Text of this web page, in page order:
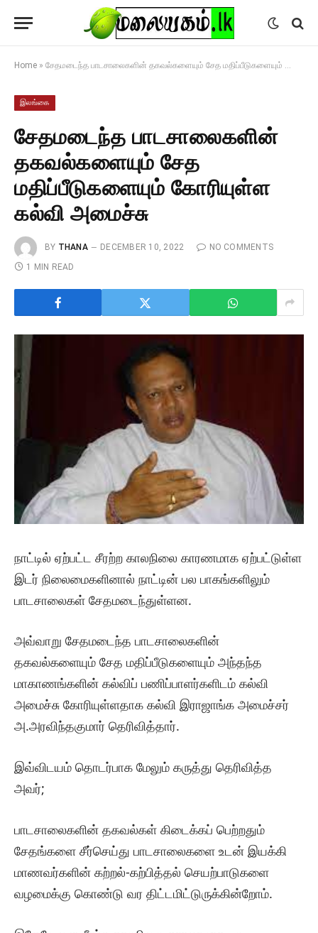
Home » சேதமடைந்த பாடசாலைகளின் தகவல்களையும் சேத மதிப்பீடுகளையும் கோரியுள்ள கல்வி அமைச்சு
இலங்கை
சேதமடைந்த பாடசாலைகளின்
தகவல்களையும் சேத
மதிப்பீடுகளையும் கோரியுள்ள
கல்வி அமைச்சு
BY THANA DECEMBER 10, 2022
NO COMMENTS
1 MIN READ
நாட்டில் ஏற்பட்ட சீரற்ற காலநிலை காரணமாக ஏற்பட்டுள்ள
இடர் நிலைமைகளினால் நாட்டின் பல பாகங்களிலும்
பாடசாலைகள் சேதமடைந்துள்ளன.
அவ்வாறு சேதமடைந்த பாடசாலைகளின்
தகவல்களையும் சேத மதிப்பீடுகளையும் அந்தந்த
மாகாணங்களின் கல்விப் பணிப்பாளர்களிடம் கல்வி
அமைச்சு கோரியுள்ளதாக கல்வி இராஜாங்க அமைச்சர்
அ.அரவிந்தகுமார் தெரிவித்தார்.
இவ்விடயம் தொடர்பாக மேலும் கருத்து தெரிவித்த
அவர்;
பாடசாலைகளின் தகவல்கள் கிடைக்கப் பெற்றதும்
சேதங்களை சீர்செய்து பாடசாலைகளை உடன் இயக்கி
மாணவர்களின் கற்றல்-கற்பித்தல் செயற்பாடுகளை
வழமைக்கு கொண்டு வர திட்டமிட்டுருக்கின்றோம்.